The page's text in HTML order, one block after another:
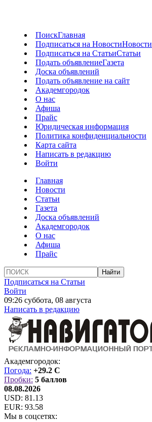
ПоискГлавная
Подписаться на НовостиНовости
Подписаться на СтатьиСтатьи
Подать объявлениеГазета
Доска объявлений
Подать объявление на сайт
Академгородок
О нас
Афиша
Прайс
Юридическая информация
Политика конфиденциальности
Карта сайта
Написать в редакцию
Войти
Главная
Новости
Статьи
Газета
Доска объявлений
Академгородок
О нас
Афиша
Прайс
Подписаться на Статьи
Войти
09:26 суббота, 08 августа
Написать в редакцию
Академгородок:
Погода: +29.2 C
Пробки: 5 баллов
08.08.2026
USD: 81.13
EUR: 93.58
Мы в соцсетях: